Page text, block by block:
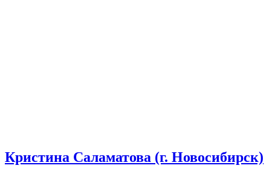
Кристина Саламатова (г. Новосибирск)